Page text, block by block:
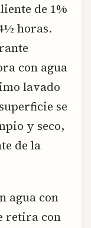
de 1%
horas.
con agua
lavado
se
y seco,
de la
agua con
retira con